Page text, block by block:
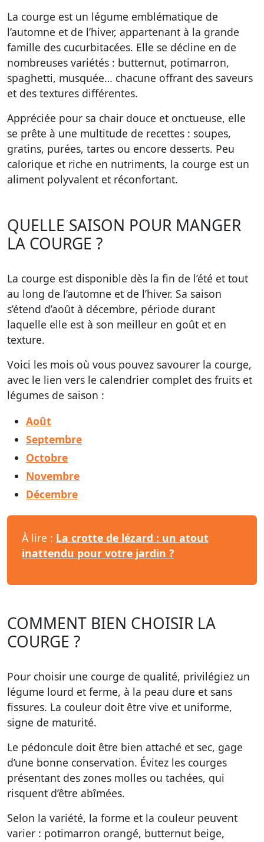
La courge est un légume emblématique de
l’automne et de l’hiver, appartenant à la grande
famille des cucurbitacées. Elle se décline en de
nombreuses variétés : butternut, potimarron,
spaghetti, musquée… chacune offrant des saveurs
et des textures différentes.
Appréciée pour sa chair douce et onctueuse, elle
se prête à une multitude de recettes : soupes,
gratins, purées, tartes ou encore desserts. Peu
calorique et riche en nutriments, la courge est un
aliment polyvalent et réconfortant.
QUELLE SAISON POUR MANGER
LA COURGE ?
La courge est disponible dès la fin de l’été et tout
au long de l’automne et de l’hiver. Sa saison
s’étend d’août à décembre, période durant
laquelle elle est à son meilleur en goût et en
texture.
Voici les mois où vous pouvez savourer la courge,
avec le lien vers le calendrier complet des fruits et
légumes de saison :
Août
Septembre
Octobre
Novembre
Décembre
À lire : La crotte de lézard : un atout
inattendu pour votre jardin ?
COMMENT BIEN CHOISIR LA
COURGE ?
Pour choisir une courge de qualité, privilégiez un
légume lourd et ferme, à la peau dure et sans
fissures. La couleur doit être vive et uniforme,
signe de maturité.
Le pédoncule doit être bien attaché et sec, gage
d’une bonne conservation. Évitez les courges
présentant des zones molles ou tachées, qui
risquent d’être abîmées.
Selon la variété, la forme et la couleur peuvent
varier : potimarron orangé, butternut beige,